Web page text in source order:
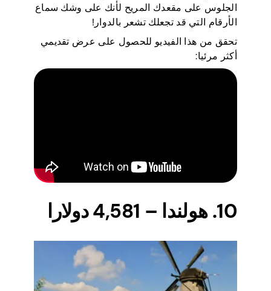
الجلوس على مقعدك المريح لأنك على وشك سماع
الأرقام التي قد تجعلك تشعر بالدوار!
تحقق من هذا الفيديو للحصول على عرض تقديمي
أكثر مرئيا:
10. هولندا – 4,581 دولارا